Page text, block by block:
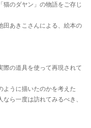
猫のダヤン」の物語をご存じ
田あきこさんによる、絵本の
際の道具を使って再現されて
ように描いたのかを考えた
ら一度は訪れてみるべき、